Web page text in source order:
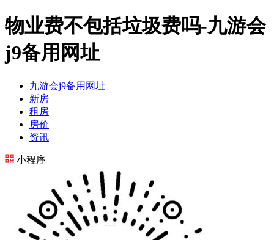
物业费不包括垃圾费吗-九游会
j9备用网址
九游会j9备用网址
新房
租房
房价
资讯
小程序